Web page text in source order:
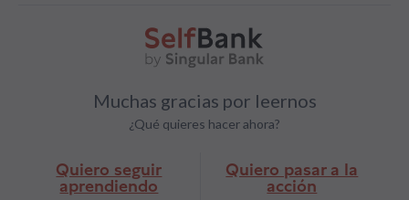
Muchas gracias por leernos
¿Qué quieres hacer ahora?
Quiero seguir
aprendiendo
Quiero pasar a la
acción